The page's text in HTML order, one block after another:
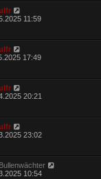
11:59
17:49
20:21
23:02
Bullenwächter
10:54